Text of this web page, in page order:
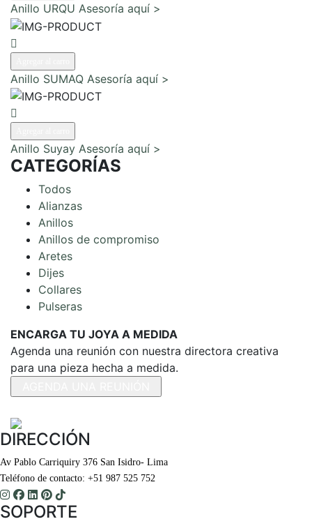
Anillo URQU Asesoría aquí >
Anillo SUMAQ Asesoría aquí >
Anillo Suyay Asesoría aquí >
CATEGORÍAS
Todos
Alianzas
Anillos
Anillos de compromiso
Aretes
Dijes
Collares
Pulseras
ENCARGA TU JOYA A MEDIDA
Agenda una reunión con nuestra directora creativa
para una pieza hecha a medida.
DIRECCIÓN
Av Pablo Carriquiry 376 San Isidro- Lima
Teléfono de contacto: +51 987 525 752
SOPORTE